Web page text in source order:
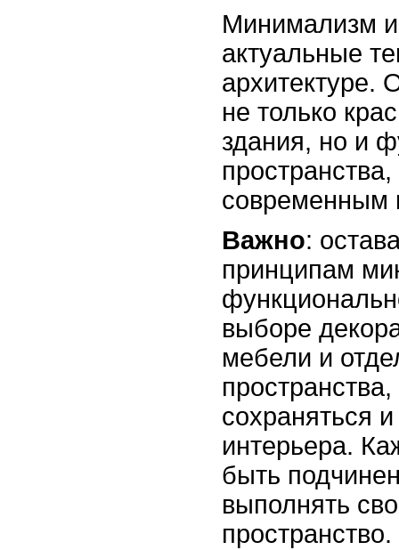
Минимализм и
актуальные
архитектуре.
не только
здания, но и
современным
Важно:
принципам
выборе
мебели и
сохраняться
интерьера.
быть
выполнять
пространство.